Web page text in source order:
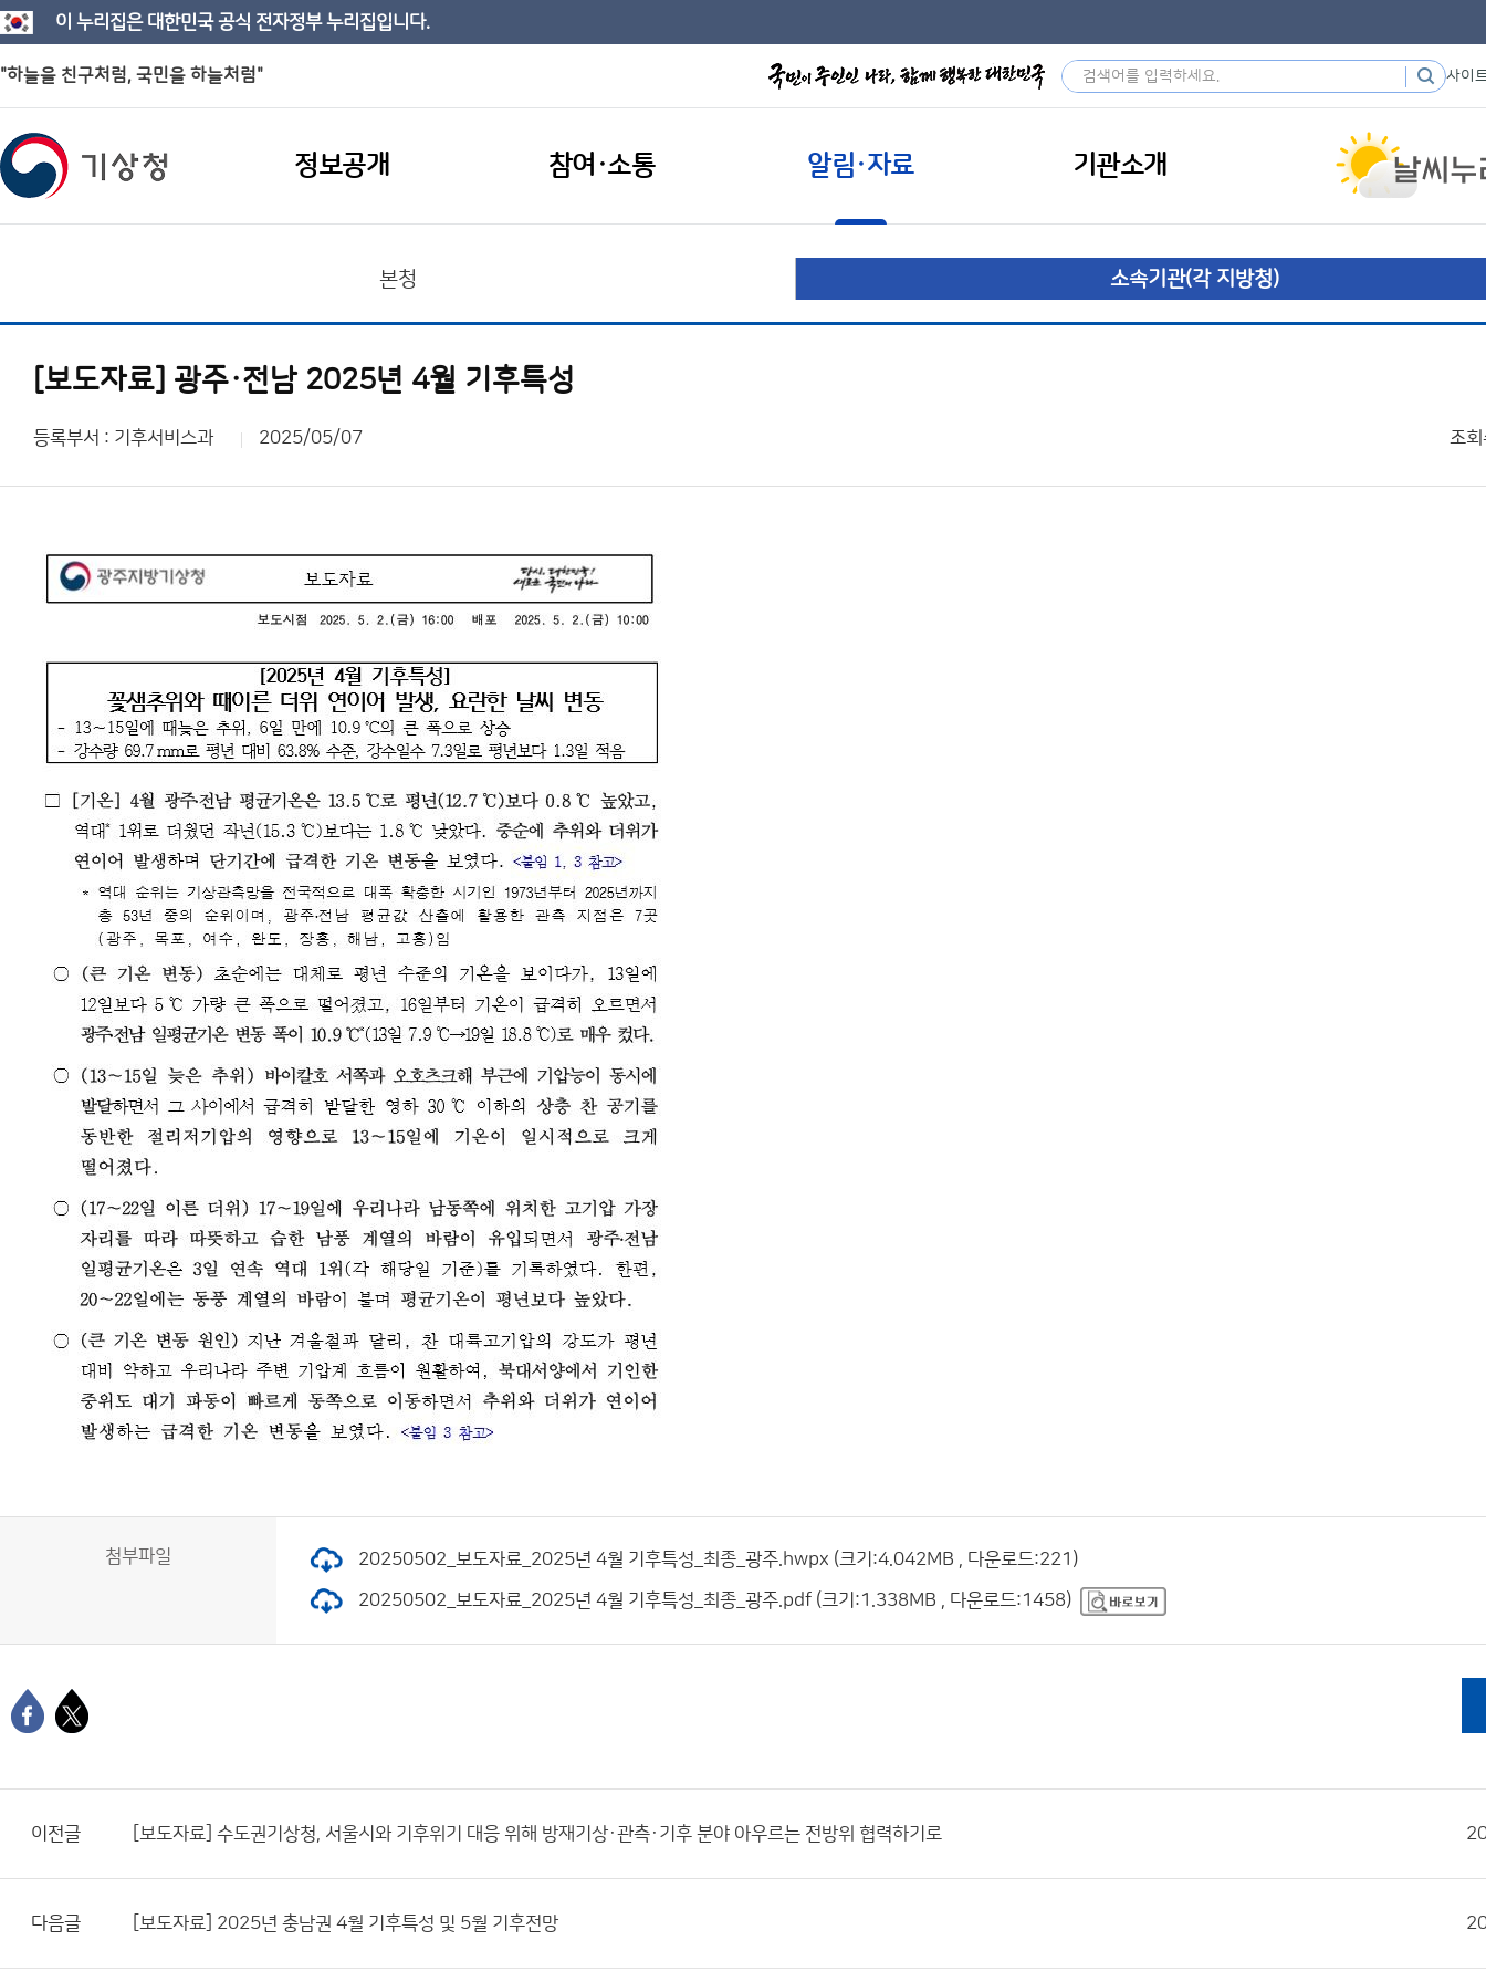
이 누리집은 대한민국 공식 전자정부 누리집입니다.
"하늘을 친구처럼, 국민을 하늘처럼" 사이
정보공개 참여·소통 알림·자료 기관소개
본청 소속기관(각 지방청)
[보도자료] 광주·전남 2025년 4월 기후특성
등록부서 : 기후서비스과 2025/05/07 조회
첨부파일 20250502_보도자료_2025년 4월 기후특성_최종_광주.hwpx (크기:4.042MB , 다운로드:221)
20250502_보도자료_2025년 4월 기후특성_최종_광주.pdf (크기:1.338MB , 다운로드:1458)
이전글 [보도자료] 수도권기상청, 서울시와 기후위기 대응 위해 방재기상·관측·기후 분야 아우르는 전방위 협력하기로
다음글 [보도자료] 2025년 충남권 4월 기후특성 및 5월 기후전망